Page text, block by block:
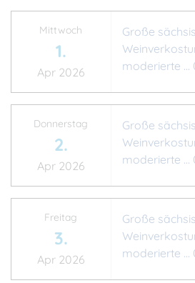
Mittwoch
1.
Apr 2026
Große
moderierte ...
Donnerstag
2.
Apr 2026
Große
moderierte ...
Freitag
3.
Apr 2026
Große
moderierte ...